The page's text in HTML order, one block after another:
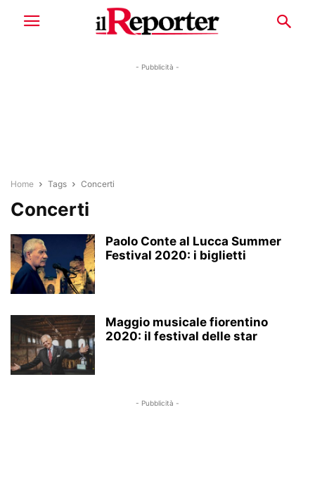
- Pubblicità -
Home Tags Concerti
Concerti
Paolo Conte al Lucca Summer
Festival 2020: i biglietti
Maggio musicale fiorentino
2020: il festival delle star
- Pubblicità -